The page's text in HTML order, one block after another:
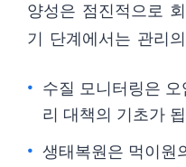
양성은 점진적으로
기 단계에서는 관리
수질 모니터링은
리 대책의 기초가
생태복원은 먹이원